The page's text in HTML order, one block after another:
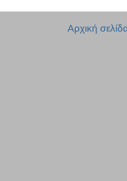
Αρχική